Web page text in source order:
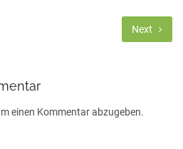
Next
einen Kommentar abzugeben.